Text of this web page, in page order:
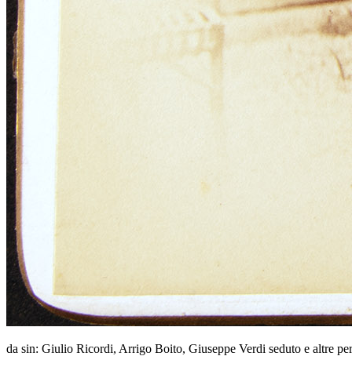
da sin: Giulio Ricordi, Arrigo Boito, Giuseppe Verdi seduto e altre